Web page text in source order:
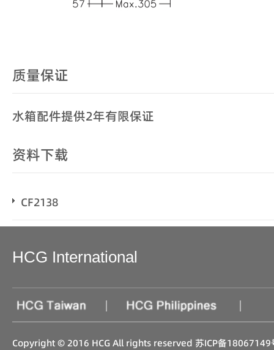
质量保证
水箱配件提供2年有限保证
资料下载
CF2138
HCG International
| |
Copyright © 2016 HCG All rights reserved 苏ICP备